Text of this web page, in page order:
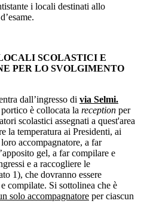
i locali destinati allo
SCOLASTICI E
PER LO SVOLGIMENTO
dall’ingresso di via Selmi.
è collocata la reception per
scolastici assegnati a quest'area
la temperatura ai Presidenti, ai
accompagnatore, a far
gel, a far compilare e
e a raccogliere le
1), che dovranno essere
compilate. Si sottolinea che è
solo accompagnatore per ciascun